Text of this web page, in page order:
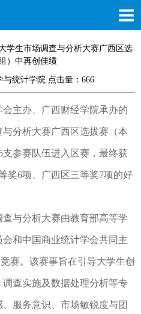
学生市场调查与分析大赛广西区选
）中再创佳绩
与统计学院 点击量： 666
主办、广西财经学院承办的
分析大赛广西区选拔赛（本
参赛队伍进入区赛，最终获
奖6项、广西区三等奖7项的好
与分析大赛由教育部高等学
和中国商业统计学会共同主
赛。该赛事旨在引导大学生创
查实施及数据处理分析等专
服务意识、市场敏锐度与团